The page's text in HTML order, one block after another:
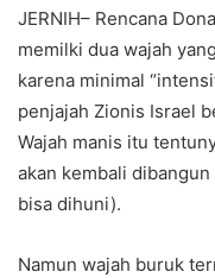
JERNIH– Rencana
memilki dua wajah
karena minimal
penjajah Zionis Israel
Wajah manis itu
akan kembali
bisa dihuni).
Namun wajah buruk